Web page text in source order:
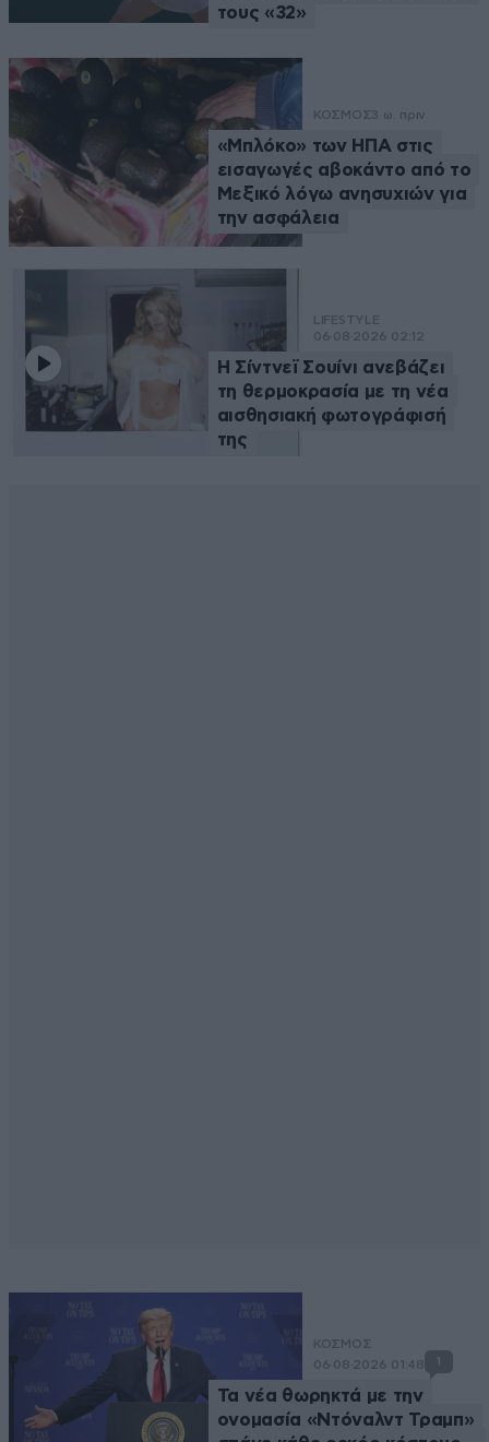
τους «32»
ΚΟΣΜΟΣ3 ω. πριν
«Μπλόκο» των ΗΠΑ στις
εισαγωγές αβοκάντο από το
Μεξικό λόγω ανησυχιών για
την ασφάλεια
LIFESTYLE
06·08·2026 02:12
Η Σίντνεϊ Σουίνι ανεβάζει
τη θερμοκρασία με τη νέα
αισθησιακή φωτογράφισή
της
ΚΟΣΜΟΣ
06·08·2026 01:48
1
Τα νέα θωρηκτά με την
ονομασία «Ντόναλντ Τραμπ»